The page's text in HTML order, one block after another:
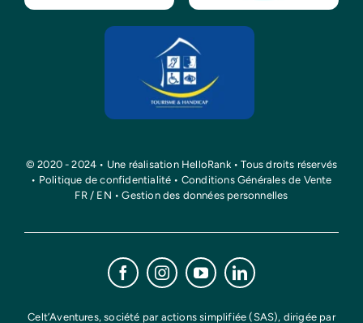
© 2020 - 2024 • Une réalisation HelloRank• Tous droits réservés
• Politique de confidentialité • Conditions Générales de Vente
FR/ EN •Gestion des données personnelles
Celt’Aventures, société par actions simplifiée (SAS), dirigée par